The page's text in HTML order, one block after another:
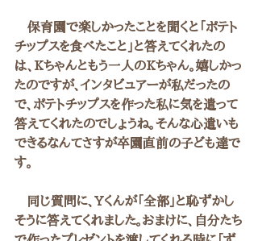
保育園で楽しかったことを聞くと「ポテト
チップスを食べたこと」と答えてくれたの
は、Kちゃんともう一人のKちゃん。嬉しかっ
たのですが、インタビュアーが私だったの
で、ポテトチップスを作った私に気を遣って
答えてくれたのでしょうね。そんな心遣いも
できるなんてさすが卒園直前の子ども達で
す。
同じ質問に、Yくんが「全部」と恥ずかし
そうに答えてくれました。おまけに、自分たち